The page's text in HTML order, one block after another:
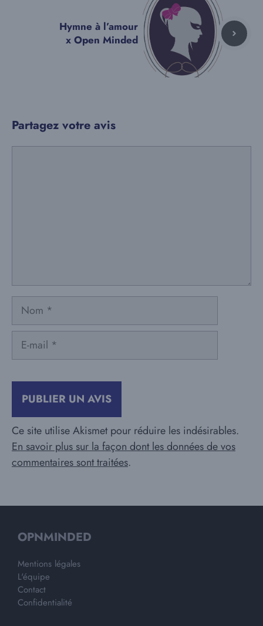
Hymne à l’amour
x Open Minded
Partagez votre avis
Nom
mail
Ce site utilise Akismet pour réduire les indésirables.
En savoir plus sur la façon dont les données de vos
commentaires sont traitées.
OPNMINDED
Mentions légales
L'équipe
Contact
Confidentialité